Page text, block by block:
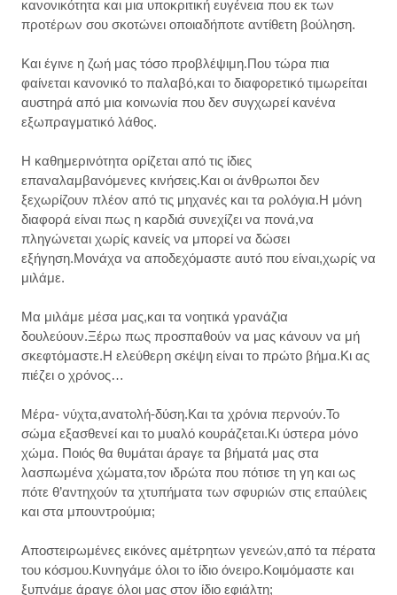
κανονικότητα και μια υποκριτική ευγένεια που εκ των
προτέρων σου σκοτώνει οποιαδήποτε αντίθετη βούληση.
Και έγινε η ζωή μας τόσο προβλέψιμη.Που τώρα πια
φαίνεται κανονικό το παλαβό,και το διαφορετικό τιμωρείται
αυστηρά από μια κοινωνία που δεν συγχωρεί κανένα
εξωπραγματικό λάθος.
Η καθημερινότητα ορίζεται από τις ίδιες
επαναλαμβανόμενες κινήσεις.Και οι άνθρωποι δεν
ξεχωρίζουν πλέον από τις μηχανές και τα ρολόγια.Η μόνη
διαφορά είναι πως η καρδιά συνεχίζει να πονά,να
πληγώνεται χωρίς κανείς να μπορεί να δώσει
εξήγηση.Μονάχα να αποδεχόμαστε αυτό που είναι,χωρίς να
μιλάμε.
Μα μιλάμε μέσα μας,και τα νοητικά γρανάζια
δουλεύουν.Ξέρω πως προσπαθούν να μας κάνουν να μή
σκεφτόμαστε.Η ελεύθερη σκέψη είναι το πρώτο βήμα.Κι ας
πιέζει ο χρόνος…
Μέρα- νύχτα,ανατολή-δύση.Και τα χρόνια περνούν.Το
σώμα εξασθενεί και το μυαλό κουράζεται.Κι ύστερα μόνο
χώμα. Ποιός θα θυμάται άραγε τα βήματά μας στα
λασπωμένα χώματα,τον ιδρώτα που πότισε τη γη και ως
πότε θ’αντηχούν τα χτυπήματα των σφυριών στις επαύλεις
και στα μπουντρούμια;
Αποστειρωμένες εικόνες αμέτρητων γενεών,από τα πέρατα
του κόσμου.Κυνηγάμε όλοι το ίδιο όνειρο.Κοιμόμαστε και
ξυπνάμε άραγε όλοι μας στον ίδιο εφιάλτη;